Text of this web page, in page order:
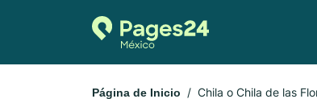
Página de Inicio Chila o Chila de las